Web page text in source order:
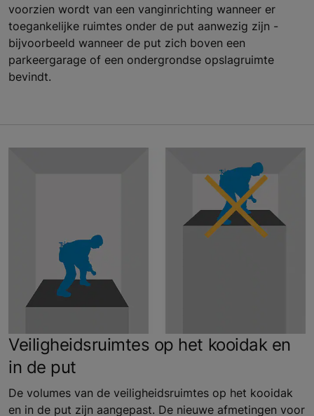
voorzien wordt van een vanginrichting wanneer er
toegankelijke ruimtes onder de put aanwezig zijn -
bijvoorbeeld wanneer de put zich boven een
parkeergarage of een ondergrondse opslagruimte
bevindt.
Veiligheidsruimtes op het kooidak en
in de put
De volumes van de veiligheidsruimtes op het kooidak
en in de put zijn aangepast. De nieuwe afmetingen voor